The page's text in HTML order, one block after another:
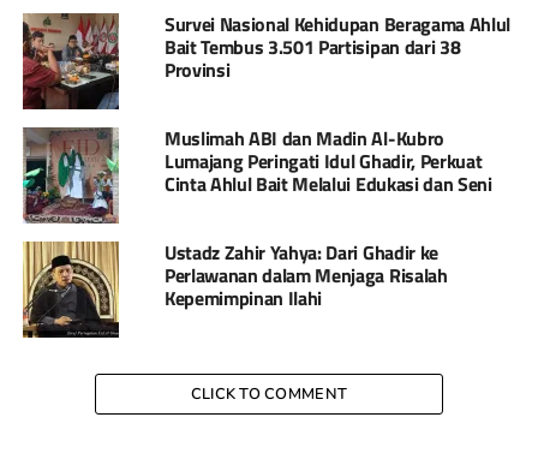
Survei Nasional Kehidupan Beragama Ahlul
Bait Tembus 3.501 Partisipan dari 38
Provinsi
Muslimah ABI dan Madin Al-Kubro
Lumajang Peringati Idul Ghadir, Perkuat
Cinta Ahlul Bait Melalui Edukasi dan Seni
Ustadz Zahir Yahya: Dari Ghadir ke
Perlawanan dalam Menjaga Risalah
Kepemimpinan Ilahi
CLICK TO COMMENT